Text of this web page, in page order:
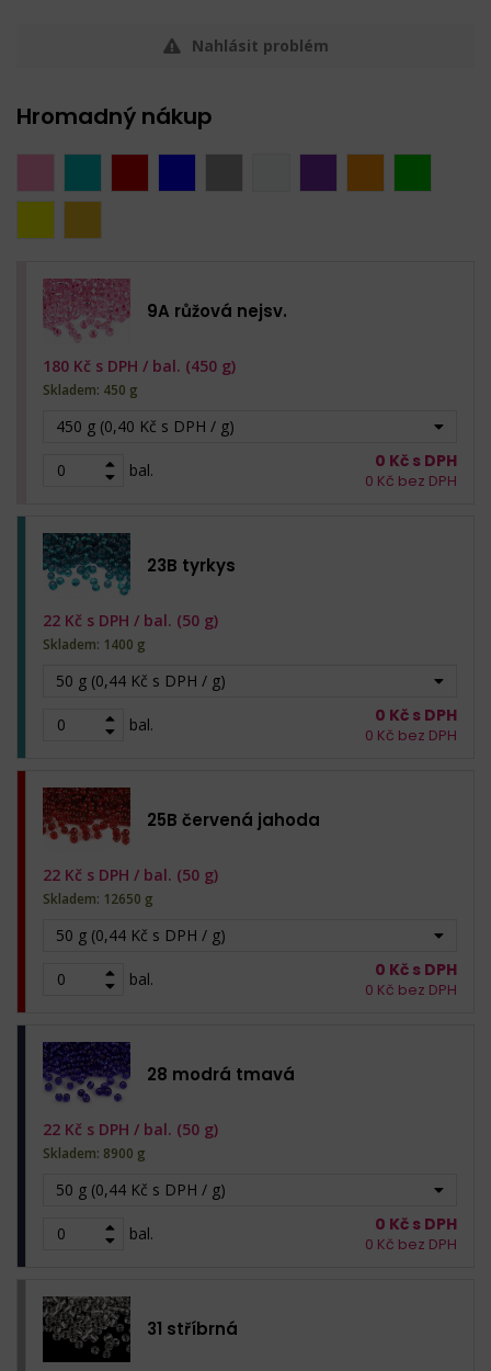
Nahlásit problém
Hromadný nákup
9A růžová nejsv.
450 g (0,40 Kč s DPH / g)
bal.
180 Kč s DPH / bal. (450 g)
Skladem: 450 g
0 Kč s DPH
0 Kč bez DPH
23B tyrkys
50 g (0,44 Kč s DPH / g)
bal.
22 Kč s DPH / bal. (50 g)
Skladem: 1400 g
0 Kč s DPH
0 Kč bez DPH
25B červená jahoda
50 g (0,44 Kč s DPH / g)
bal.
22 Kč s DPH / bal. (50 g)
Skladem: 12650 g
0 Kč s DPH
0 Kč bez DPH
28 modrá tmavá
50 g (0,44 Kč s DPH / g)
bal.
22 Kč s DPH / bal. (50 g)
Skladem: 8900 g
0 Kč s DPH
0 Kč bez DPH
31 stříbrná